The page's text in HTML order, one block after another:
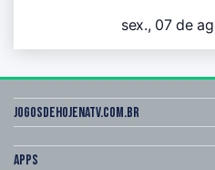
sex., 07 de
Jogosdehojenatv.com.br
Apps